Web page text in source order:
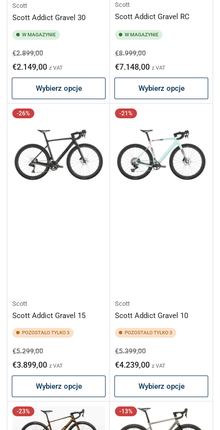
Scott
Scott Addict Gravel 30
W MAGAZYNIE
Cena
regularna
€2.899,00Cena
promocyjna
€2.149,00 z VAT
Wybierz opcje
Scott
Scott Addict Gravel RC
W MAGAZYNIE
Cena
regularna
€8.999,00Cena
promocyjna
€7.148,00 z VAT
Wybierz opcje
-26%
Scott
Scott Addict Gravel 15
POZOSTAŁO TYLKO 3
Cena
regularna
€5.299,00Cena
promocyjna
€3.899,00 z VAT
Wybierz opcje
-21%
Scott
Scott Addict Gravel 10
POZOSTAŁO TYLKO 3
Cena
regularna
€5.399,00Cena
promocyjna
€4.239,00 z VAT
Wybierz opcje
-23% -13%